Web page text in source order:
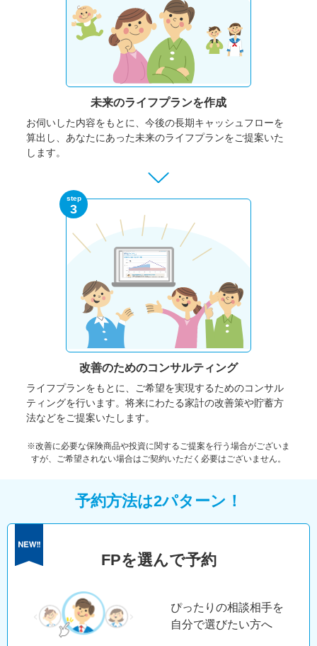
未来のライフプランを作成
お伺いした内容をもとに、今後の長期キャッシュフローを
算出し、あなたにあった未来のライフプランをご提案いた
します。
step
3
改善のためのコンサルティング
ライフプランをもとに、ご希望を実現するためのコンサル
ティングを行います。将来にわたる家計の改善策や貯蓄方
法などをご提案いたします。
※改善に必要な保険商品や投資に関するご提案を行う場合がございま
すが、ご希望されない場合はご契約いただく必要はございません。
予約方法は2パターン！
FPを選んで予約
ぴったりの相談相手を
自分で選びたい方へ